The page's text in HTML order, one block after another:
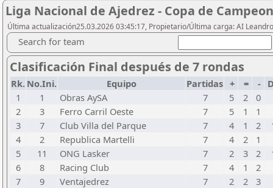
Liga Nacional de Ajedrez - Copa de
Última actualización25.03.2026 03:45:17, Propietario/Última carga: AI
Search for team
Clasificación Final después de 7 rondas
Rk. No.Ini. Equipo Partidas + = -
1
1 Obras AySA 7 5 2
0
2
3 Ferro Carril Oeste 7 5 1
1
3
7 Club Villa del Parque 7 4 1 2
4
2 Republica Martelli 7 4 2
1
5
11 ONG Lasker 7 2 3 2
6
8 Racing Club 7 4 1
2
7
9 Ventajedrez 7 2 2
3